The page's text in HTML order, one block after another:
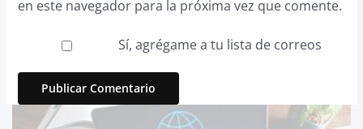
en este navegador para la próxima vez que comente.
Sí, agrégame a tu lista de correos